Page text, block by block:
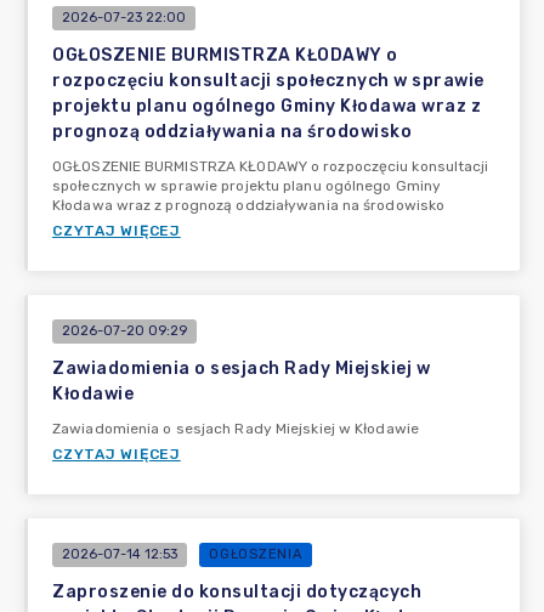
2026-07-23 22:00
OGŁOSZENIE BURMISTRZA KŁODAWY o
rozpoczęciu konsultacji społecznych w sprawie
projektu planu ogólnego Gminy Kłodawa wraz z
prognozą oddziaływania na środowisko
OGŁOSZENIE BURMISTRZA KŁODAWY o rozpoczęciu konsultacji
społecznych w sprawie projektu planu ogólnego Gminy
Kłodawa wraz z prognozą oddziaływania na środowisko
CZYTAJ WIĘCEJ
2026-07-20 09:29
Zawiadomienia o sesjach Rady Miejskiej w
Kłodawie
Zawiadomienia o sesjach Rady Miejskiej w Kłodawie
CZYTAJ WIĘCEJ
2026-07-14 12:53 OGŁOSZENIA
Zaproszenie do konsultacji dotyczących